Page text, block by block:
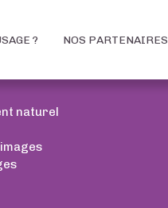
? NOS PARTENAIRES
naturel